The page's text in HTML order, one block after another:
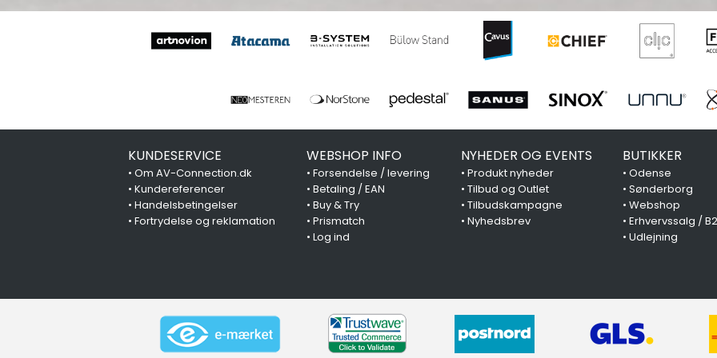
KUNDESERVICE
• Om AV-Connection.dk
• Kundereferencer
• Handelsbetingelser
• Fortrydelse og reklamation
WEBSHOP INFO
• Forsendelse / levering
• Betaling / EAN
• Buy & Try
• Prismatch
• Log ind
NYHEDER OG EVENTS
• Produkt nyheder
• Tilbud og Outlet
• Tilbudskampagne
• Nyhedsbrev
BUTIKKER
•Odense
•Sønderborg
•Webshop
•Erhvervssalg /
•Udlejning